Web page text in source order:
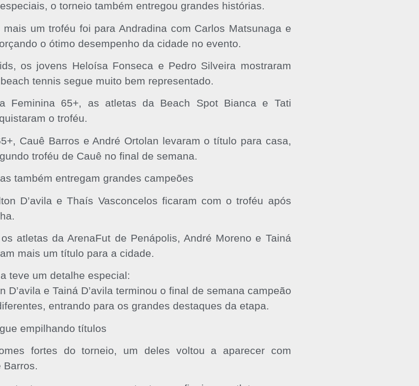
o torneio também entregou grandes histórias.
mais um troféu foi para Andradina com Carlos Matsunaga e
o ótimo desempenho da cidade no evento.
os jovens Heloísa Fonseca e Pedro Silveira mostraram
tennis segue muito bem representado.
Feminina 65+, as atletas da Beach Spot Bianca e Tati
o troféu.
Cauê Barros e André Ortolan levaram o título para casa,
troféu de Cauê no final de semana.
também entregam grandes campeões
D’avila e Thaís Vasconcelos ficaram com o troféu após
atletas da ArenaFut de Penápolis, André Moreno e Tainá
mais um título para a cidade.
teve um detalhe especial:
D’avila e Tainá D’avila terminou o final de semana campeão
entrando para os grandes destaques da etapa.
empilhando títulos
fortes do torneio, um deles voltou a aparecer com
Barros.